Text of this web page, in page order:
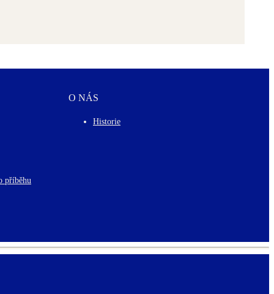
příběhu
O NÁS
Historie